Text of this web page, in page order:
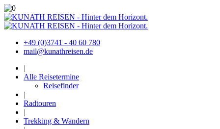
+49 (0)3741 - 40 60 780
mail@kunathreisen.de
|
Alle Reisetermine
Reisefinder
|
Radtouren
|
Trekking & Wandern